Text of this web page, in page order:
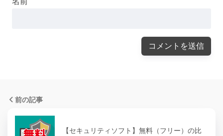
前の記事
【セキュリティソフト】無料（フリー）の比